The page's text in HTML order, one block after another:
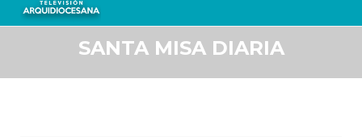
SANTA MISA DIARIA